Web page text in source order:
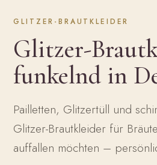
GLITZER-BRAUTKLEIDER
Glitzer-
funkelnd in
Pailletten, Glitzertüll und
Glitzer-Brautkleider für
auffallen möchten –